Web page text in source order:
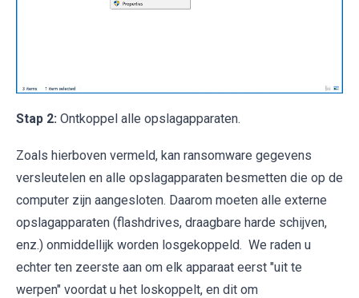
Stap 2: Ontkoppel alle opslagapparaten.
Zoals hierboven vermeld, kan ransomware gegevens
versleutelen en alle opslagapparaten besmetten die op de
computer zijn aangesloten. Daarom moeten alle externe
opslagapparaten (flashdrives, draagbare harde schijven,
enz.) onmiddellijk worden losgekoppeld. We raden u
echter ten zeerste aan om elk apparaat eerst "uit te
werpen" voordat u het loskoppelt, en dit om